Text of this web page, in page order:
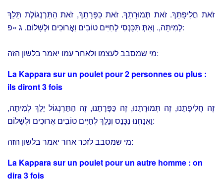
זֹאת חֲלִיפָתֵךְ. זֹאת תְּמוּרָתֵךְ. זֹאת כַּפָּרָתֵךְ, זֹאת הַתַּרְנְגוֹלֶת תֵּלֵךְ
לְמִיתָה,. וְאַתְּ תִּכָּנְסִי לְחַיִּים טוֹבִים וַאֲרוּכִים וּלְשָׁלוֹם. ג »פ:
מי שמסבב לעצמו ולאחר עמו יאמר בלשון הזה:
La Kappara sur un poulet pour 2 personnes ou plus :
ils diront 3 fois
זֶה חֲלִיפָתֵנוּ, זֶה תְּמוּרָתֵנוּ, זֶה כַּפָּרָתֵנוּ, זֶה הַתַּרְנְגוֹל יֵלֵךְ לְמִיתָה,
וַאֲנַחְנוּ נִכָּנֵס וְנֵלֵךְ לְחַיִּים טוֹבִים אֲרוּכִים וּלְשָׁלוֹם:
מי שמסבב לזכר אחר יאמר בלשון הזה:
La Kappara sur un poulet pour un autre homme : on
dira 3 fois